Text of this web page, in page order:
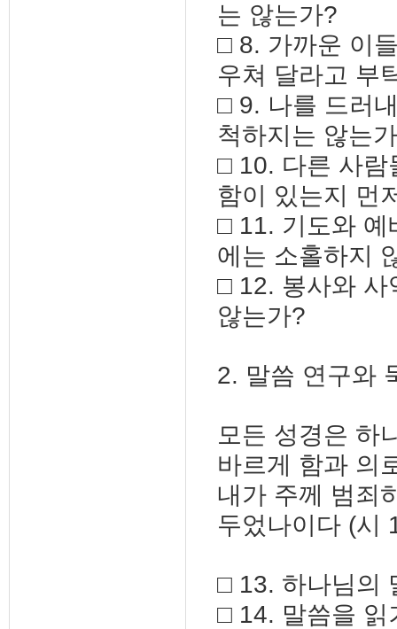
는 않는가?
□ 8. 가까운 이
우쳐 달라고 부
□ 9. 나를 드러
척하지는 않는
□ 10. 다른 사람
함이 있는지 먼
□ 11. 기도와 예
에는 소홀하지
□ 12. 봉사와 사
않는가?
2. 말씀 연구와
모든 성경은 하
바르게 함과 의
내가 주께 범죄
두었나이다 (시
□ 13. 하나님의
□ 14. 말씀을 읽